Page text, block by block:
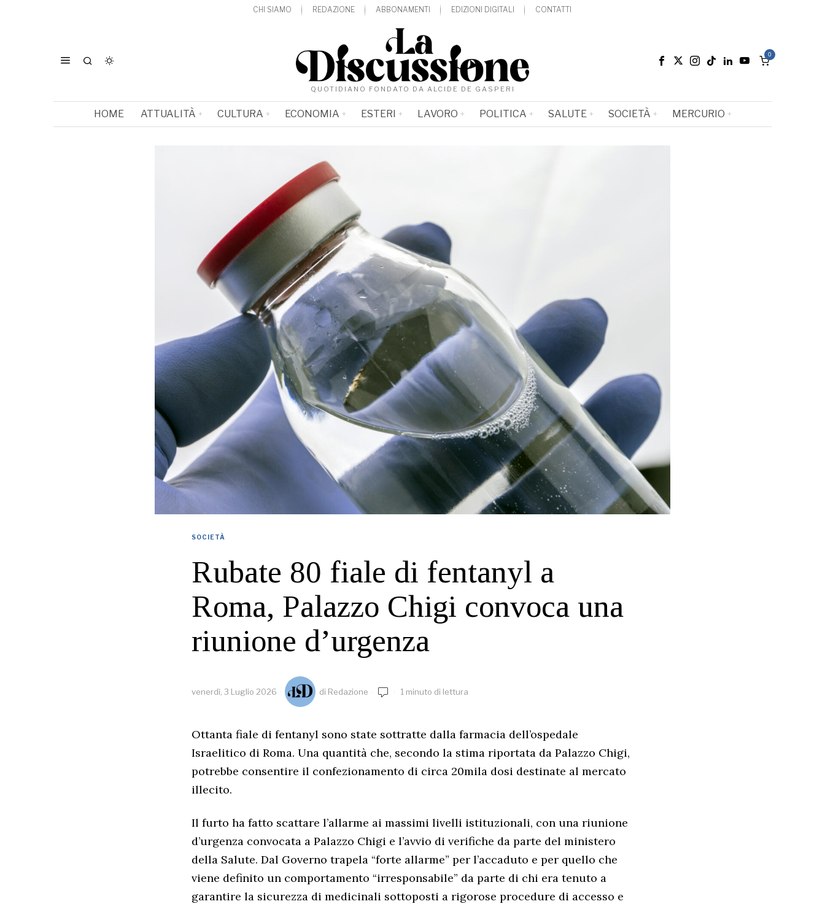
CHI SIAMO REDAZIONE ABBONAMENTI EDIZIONI DIGITALI CONTATTI
QUOTIDIANO FONDATO DA ALCIDE DE GASPERI
0
HOME ATTUALITÀ CULTURA ECONOMIA ESTERI LAVORO POLITICA SALUTE SOCIETÀ MERCURIO
SOCIETÀ
Rubate 80 fiale di fentanyl a
Roma, Palazzo Chigi convoca una
riunione d’urgenza
venerdì, 3 Luglio 2026 di Redazione 1 minuto di lettura
Ottanta fiale di fentanyl sono state sottratte dalla farmacia dell’ospedale
Israelitico di Roma. Una quantità che, secondo la stima riportata da Palazzo Chigi,
potrebbe consentire il confezionamento di circa 20mila dosi destinate al mercato
illecito.
Il furto ha fatto scattare l’allarme ai massimi livelli istituzionali, con una riunione
d’urgenza convocata a Palazzo Chigi e l’avvio di verifiche da parte del ministero
della Salute. Dal Governo trapela “forte allarme” per l’accaduto e per quello che
viene definito un comportamento “irresponsabile” da parte di chi era tenuto a
garantire la sicurezza di medicinali sottoposti a rigorose procedure di accesso e